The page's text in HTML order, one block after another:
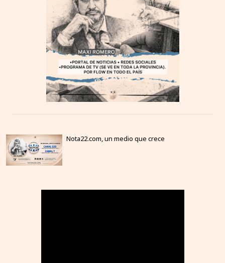
Nota22.com, un medio que crece